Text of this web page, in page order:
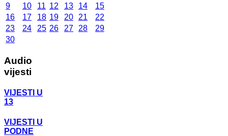
9
10 11 12 13 14
15
16
17 18 19 20 21
22
23
24 25 26 27 28
29
30
Audio
vijesti
VIJESTI U
13
VIJESTI U
PODNE